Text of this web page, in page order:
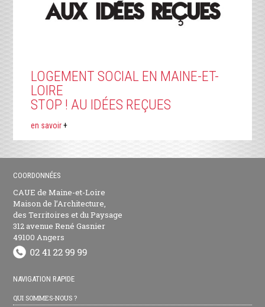
LOGEMENT SOCIAL EN MAINE-ET-
LOIRE
STOP ! AU IDÉES REÇUES
en savoir+
COORDONNÉES
CAUE de Maine-et-Loire
Maison de l’Architecture,
des Territoires et du Paysage
312 avenue René Gasnier
49100 Angers
NAVIGATION RAPIDE
QUI SOMMES-NOUS ?